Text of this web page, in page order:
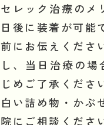
セレック治療のメ
日後に装着が可能
前にお伝えくださ
し、当日治療の
じめご了承くださ
白い詰め物・かぶ
院にご相談くださ